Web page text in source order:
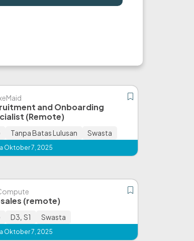
and Onboarding
(Remote)
Tanpa Batas Lulusan Swasta
Oktober 7, 2025
(remote)
D3, S1 Swasta
Oktober 7, 2025